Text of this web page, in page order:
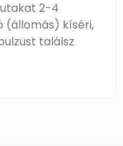
2-4
(állomás) kíséri,
találsz